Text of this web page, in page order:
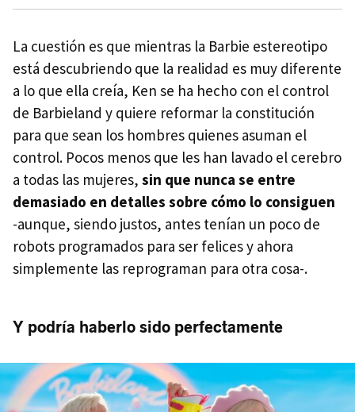
La cuestión es que mientras la Barbie estereotipo
está descubriendo que la realidad es muy diferente
a lo que ella creía, Ken se ha hecho con el control
de Barbieland y quiere reformar la constitución
para que sean los hombres quienes asuman el
control. Pocos menos que les han lavado el cerebro
a todas las mujeres, sin que nunca se entre
demasiado en detalles sobre cómo lo consiguen
-aunque, siendo justos, antes tenían un poco de
robots programados para ser felices y ahora
simplemente las reprograman para otra cosa-.
Y podría haberlo sido perfectamente